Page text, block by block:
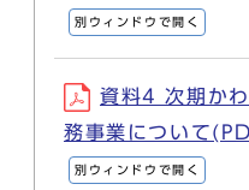
別ウィンドウで開く
資料4 次期か
務事業について
別ウィンドウで開く